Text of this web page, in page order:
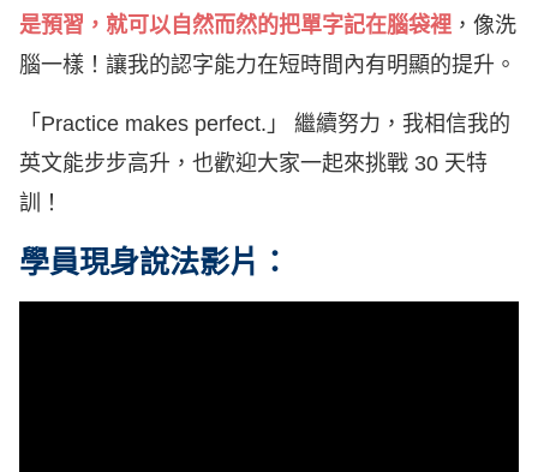
是預習，就可以自然而然的把單字記在腦袋裡 ，像洗
腦一樣！讓我的認字能力在短時間內有明顯的提升。
「Practice makes perfect.」 繼續努力，我相信我的
英文能步步高升，也歡迎大家一起來挑戰 30 天特
訓！
學員現身說法影片：